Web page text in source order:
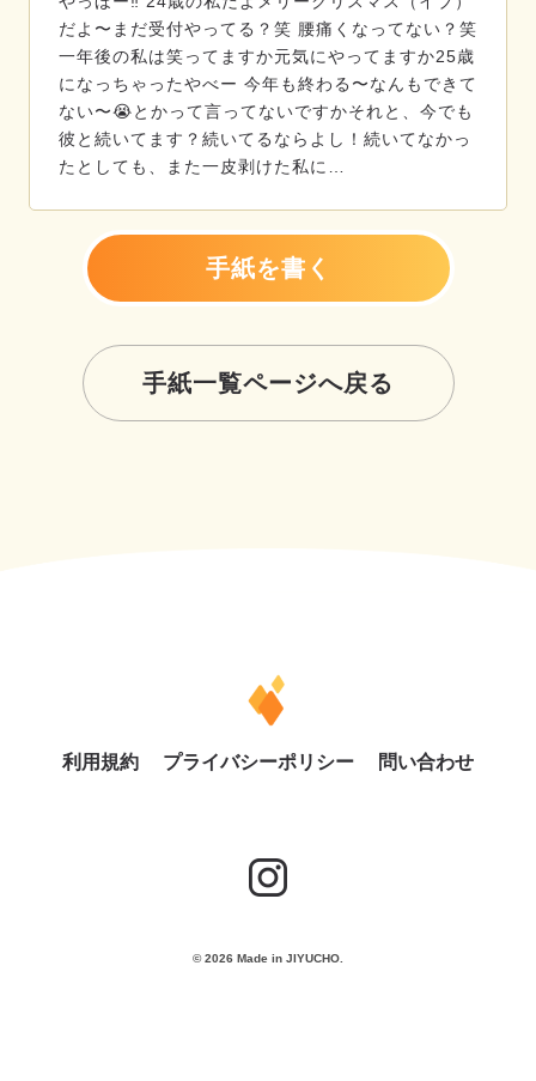
だよ〜まだ受付やってる？笑 腰痛くなってない？笑
一年後の私は笑ってますか元気にやってますか25歳
になっちゃったやべー 今年も終わる〜なんもできて
ない〜😭とかって言ってないですかそれと、今でも
彼と続いてます？続いてるならよし！続いてなかっ
たとしても、また一皮剥けた私に…
手紙を書く
手紙一覧ページへ戻る
利用規約 プライバシーポリシー 問い合わせ
© 2026 Made in JIYUCHO.